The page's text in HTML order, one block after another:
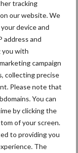
tracking
our website. We
device and
address and
you with
campaign
collecting precise
Please note that
You can
by clicking the
of your screen.
to providing you
The
nauwkeurige
en voedingsstatus
door
en andere
op
en testbedrijven
door een